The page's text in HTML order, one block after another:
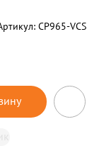
CP965-VCS